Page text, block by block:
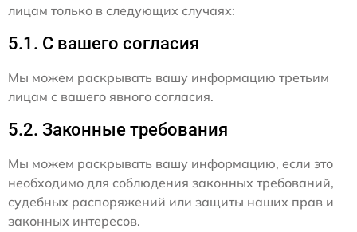
лицам только в следующих случаях:
5.1. С вашего согласия
Мы можем раскрывать вашу информацию третьим
лицам с вашего явного согласия.
5.2. Законные требования
Мы можем раскрывать вашу информацию, если это
необходимо для соблюдения законных требований,
судебных распоряжений или защиты наших прав и
законных интересов.